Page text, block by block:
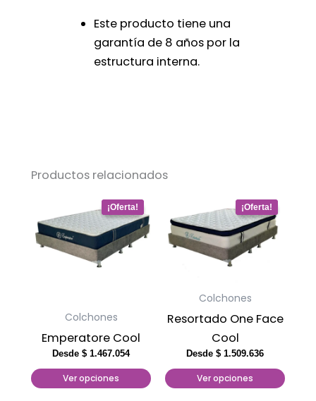
Este producto tiene una
garantía de 8 años por la
estructura interna.
Productos relacionados
Colchones
Emperatore Cool
Desde $ 1.467.054
Ver opciones
Este
producto
tiene
múltiples
opciones
se
pueden
elegir
en
Colchones
Resortado One Face
Cool
Desde $ 1.509.636
Ver opciones
Este
producto
tiene
múltiples
Las
opciones
se
pueden
elegir
en